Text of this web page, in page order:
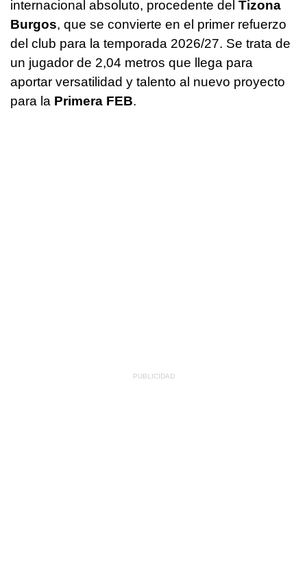
internacional absoluto, procedente del Tizona
Burgos, que se convierte en el primer refuerzo
del club para la temporada 2026/27. Se trata de
un jugador de 2,04 metros que llega para
aportar versatilidad y talento al nuevo proyecto
para la Primera FEB.